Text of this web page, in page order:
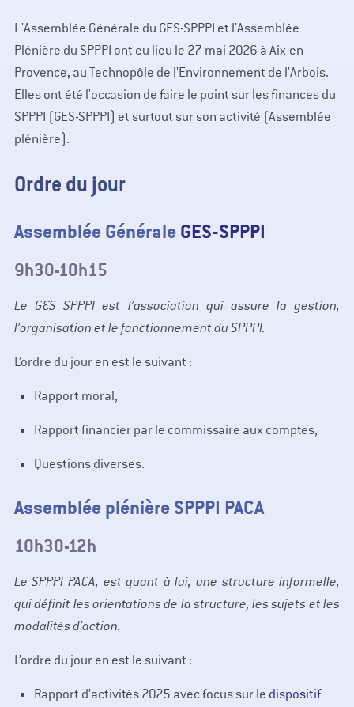
L'Assemblée Générale du GES-SPPPI et l'Assemblée
Plénière du SPPPI ont eu lieu le 27 mai 2026 à Aix-en-
Provence, au Technopôle de l'Environnement de l'Arbois.
Elles ont été l'occasion de faire le point sur les finances du
SPPPI (GES-SPPPI) et surtout sur son activité (Assemblée
plénière).
Ordre du jour
Assemblée Générale GES-SPPPI
9h30-10h15
Le GES SPPPI est l’association qui assure la gestion,
l’organisation et le fonctionnement du SPPPI.
L’ordre du jour en est le suivant :
Rapport moral,
Rapport financier par le commissaire aux comptes,
Questions diverses.
Assemblée plénière SPPPI PACA
10h30-12h
Le SPPPI PACA, est quant à lui, une structure informelle,
qui définit les orientations de la structure, les sujets et les
modalités d’action.
L’ordre du jour en est le suivant :
Rapport d’activités 2025 avec focus sur le dispositif